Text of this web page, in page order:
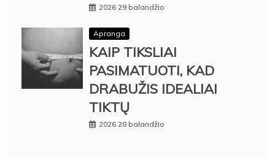
2026 29 balandžio
Apranga
KAIP TIKSLIAI
PASIMATUOTI, KAD
DRABUŽIS IDEALIAI
TIKTŲ
2026 28 balandžio